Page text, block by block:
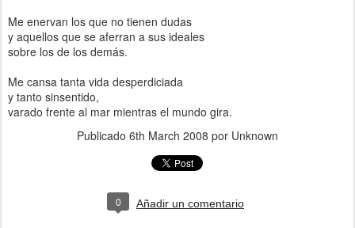
Me enervan los que no tienen dudas
y aquellos que se aferran a sus ideales
sobre los de los demás.
Me cansa tanta vida desperdiciada
y tanto sinsentido,
varado frente al mar mientras el mundo gira.
Publicado 6th March 2008 por Unknown
0 Añadir un comentario